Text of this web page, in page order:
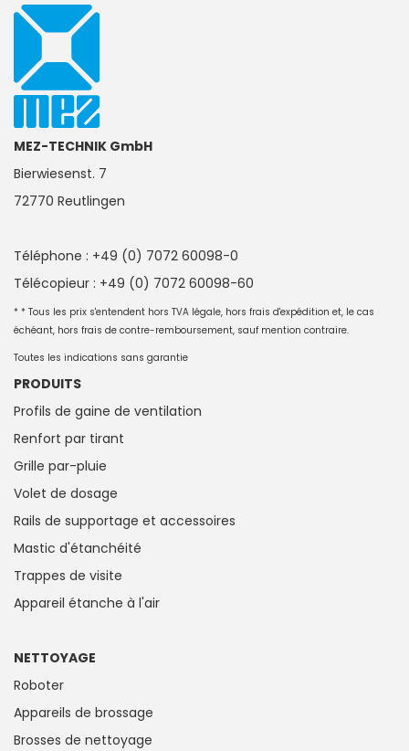
MEZ-TECHNIK GmbH
Bierwiesenst. 7
72770 Reutlingen
Téléphone : +49 (0) 7072 60098-0
Télécopieur : +49 (0) 7072 60098-60
* * Tous les prix s'entendent hors TVA légale, hors frais d'expédition et, le cas
échéant, hors frais de contre-remboursement, sauf mention contraire.
Toutes les indications sans garantie
PRODUITS
Profils de gaine de ventilation
Renfort par tirant
Grille par-pluie
Volet de dosage
Rails de supportage et accessoires
Mastic d'étanchéité
Trappes de visite
Appareil étanche à l'air
NETTOYAGE
Roboter
Appareils de brossage
Brosses de nettoyage